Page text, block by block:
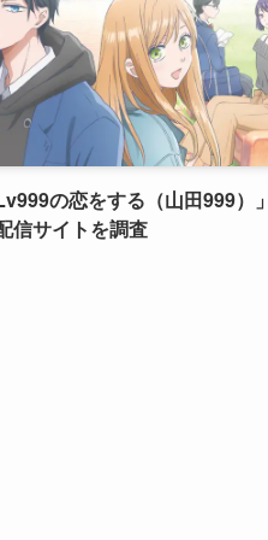
の恋をする（山田999）
信サイトを調査